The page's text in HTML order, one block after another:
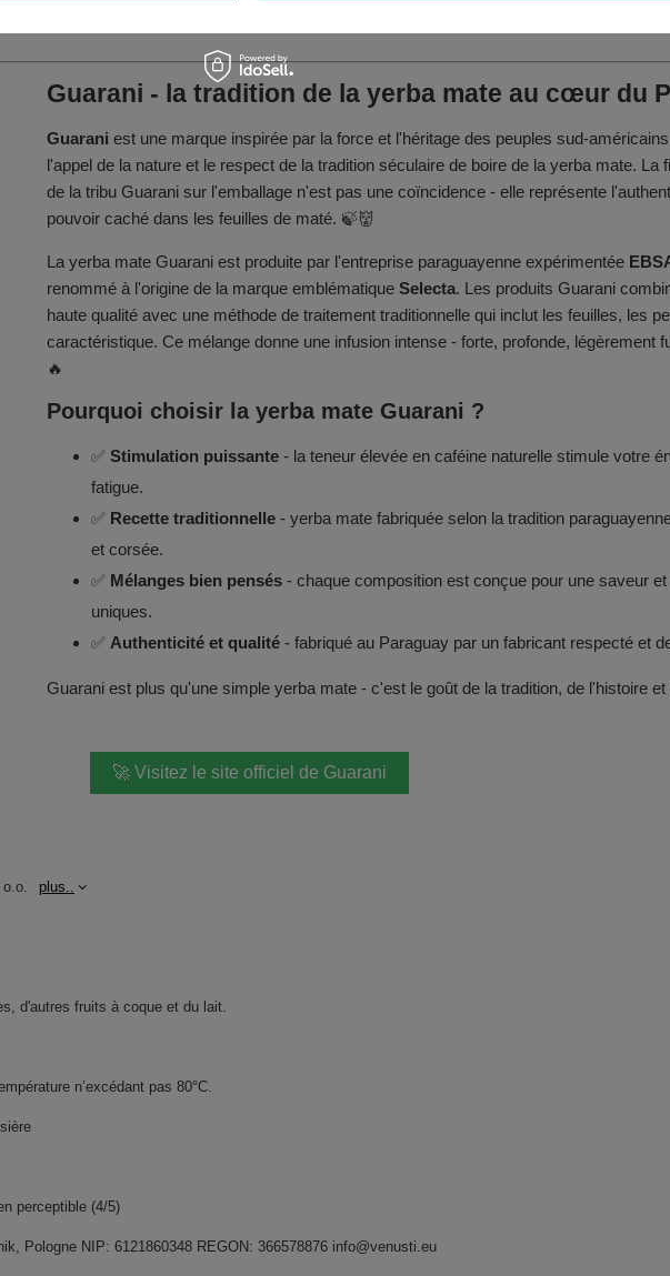
Guarani - la tradition de la yerba mate au cœur du
Guarani est une marque inspirée par la force et l'héritage des peuples sud-
l'appel de la nature et le respect de la tradition séculaire de boire de la yerba mate.
de la tribu Guarani sur l'emballage n'est pas une coïncidence - elle représente
pouvoir caché dans les feuilles de maté. 🍃👹
La yerba mate Guarani est produite par l'entreprise paraguayenne expérimentée
renommé à l'origine de la marque emblématiqueSelecta. Les produits Guarani
haute qualité avec une méthode de traitement traditionnelle qui inclut les feuilles, les
caractéristique. Ce mélange donne une infusion intense - forte, profonde, légèrement
🔥
Pourquoi choisir la yerba mate Guarani ?
✅Stimulation puissante - la teneur élevée en caféine naturelle stimule votre
fatigue.
✅ Recette traditionnelle - yerba mate fabriquée selon la tradition
et corsée.
✅ Mélanges bien pensés - chaque composition est conçue pour une saveur
uniques.
✅ Authenticité et qualité - fabriqué au Paraguay par un fabricant respecté et
Guarani est plus qu'une simple yerba mate - c'est le goût de la tradition, de l'histoire
🚀 Visitez le site officiel de Guarani
plus..
d'autres fruits à coque et du lait.
n’excédant pas 80°C.
perceptible (4/5)
Pologne NIP: 6121860348 REGON: 366578876 info@venusti.eu